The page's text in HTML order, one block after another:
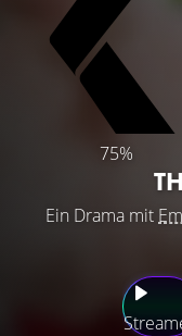
75%
Ein Drama mit